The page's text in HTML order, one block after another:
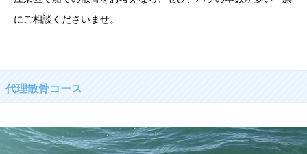
にご相談くださいませ。
代理散骨コース